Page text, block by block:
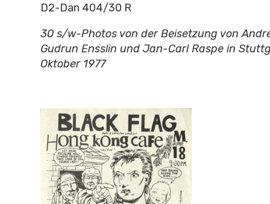
D2-Dan 404/30 R
30 s/w-Photos von der Beisetzung von
Gudrun Ensslin und Jan-Carl Raspe in
Oktober 1977